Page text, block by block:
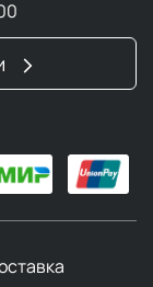
строгим